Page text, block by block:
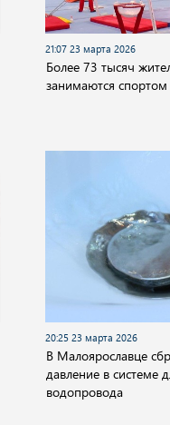
21:07 23 марта 2026
Более 73 тысяч
занимаются спортом
20:25 23 марта 2026
В Малоярославце
давление в системе
водопровода